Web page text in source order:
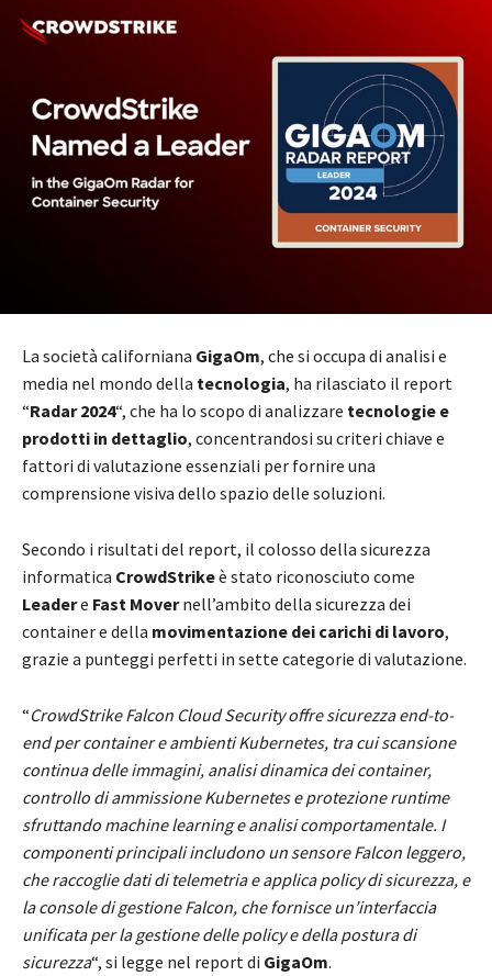
La società californiana GigaOm, che si occupa di analisi e
media nel mondo della tecnologia, ha rilasciato il report
“Radar 2024“, che ha lo scopo di analizzare tecnologie e
prodotti in dettaglio, concentrandosi su criteri chiave e
fattori di valutazione essenziali per fornire una
comprensione visiva dello spazio delle soluzioni.
Secondo i risultati del report, il colosso della sicurezza
informatica CrowdStrikeè stato riconosciuto come
Leadere Fast Movernell’ambito della sicurezza dei
container e della movimentazione dei carichi di lavoro,
grazie a punteggi perfetti in sette categorie di valutazione.
“CrowdStrike Falcon Cloud Security offre sicurezza end-to-
end per container e ambienti Kubernetes, tra cui scansione
continua delle immagini, analisi dinamica dei container,
controllo di ammissione Kubernetes e protezione runtime
sfruttando machine learning e analisi comportamentale. I
componenti principali includono un sensore Falcon leggero,
che raccoglie dati di telemetria e applica policy di sicurezza, e
la console di gestione Falcon, che fornisce un’interfaccia
unificata per la gestione delle policy e della postura di
sicurezza“, si legge nel report di GigaOm.